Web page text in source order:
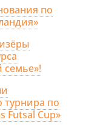
по
по
Futsal Cup»